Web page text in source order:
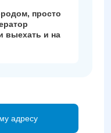
адресу
просто
выехать и на